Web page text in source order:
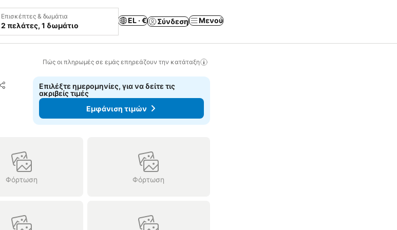
Επισκέπτες & δωμάτια
2 πελάτες, 1 δωμάτιο
EL · € Σύνδεση Μενού
Πώς οι πληρωμές σε εμάς επηρεάζουν την κατάταξη
Κοινοποίηση
Προσθήκη στα αγαπημένα
Επιλέξτε ημερομηνίες, για να δείτε τις
ακριβείς τιμές
Εμφάνιση τιμών
Φόρτωση Φόρτωση